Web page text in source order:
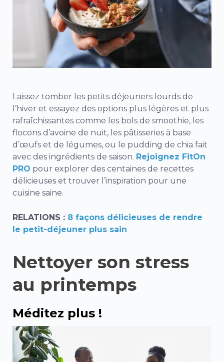
Laissez tomber les petits déjeuners lourds de
l’hiver et essayez des options plus légères et plus
rafraîchissantes comme les bols de smoothie, les
flocons d’avoine de nuit, les pâtisseries à base
d’œufs et de légumes, ou le pudding de chia fait
avec des ingrédients de saison. Rejoignez FitOn
PRO pour explorer des centaines de recettes
délicieuses et trouver l’inspiration pour une
cuisine saine.
RELATIONS : 8 façons délicieuses de rendre
le petit-déjeuner plus sain
Nettoyer son stress
au printemps
Méditez plus !